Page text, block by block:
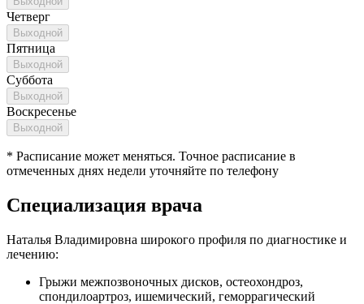
Четверг
Выходной
Пятница
Выходной
Суббота
Выходной
Воскресенье
Выходной
* Расписание может меняться. Точное расписание в
отмеченных днях недели уточняйте по телефону
Специализация врача
Наталья Владимировна широкого профиля по диагностике и
лечению:
Грыжи межпозвоночных дисков, остеохондроз,
спондилоартроз, ишемический, геморрагический